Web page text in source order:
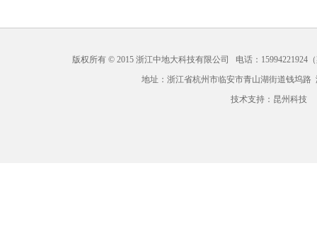
版权所有 © 2015 浙江中地大科技有限公司 电话：15994221924
地址：浙江省杭州市临安市青山湖街道钱坞路
技术支持： 昆州科技